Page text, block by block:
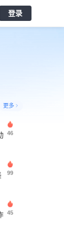
登录
更多
46
99
45